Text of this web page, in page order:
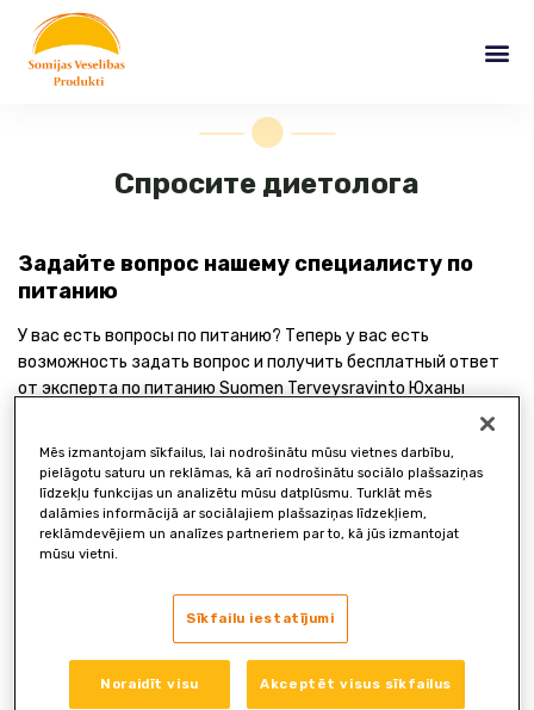
content
Спросите диетолога
Задайте вопрос нашему специалисту по
питанию
У вас есть вопросы по питанию? Теперь у вас есть
возможность задать вопрос и получить бесплатный ответ
от эксперта по питанию Suomen Terveysravinto Юханы
Харью. Заполните контактную форму ниже и задайте свой
нескольких дней, если только она не находится в отпуске.
Имя *
Mēs izmantojam sīkfailus, lai nodrošinātu mūsu vietnes darbību,
pielāgotu saturu un reklāmas, kā arī nodrošinātu sociālo plašsaziņas
līdzekļu funkcijas un analizētu mūsu datplūsmu. Turklāt mēs
dalāmies informācijā ar sociālajiem plašsaziņas līdzekļiem,
reklāmdevējiem un analīzes partneriem par to, kā jūs izmantojat
mūsu vietni.
Sīkfailu iestatījumi
Noraidīt visu Akceptēt visus sīkfailus